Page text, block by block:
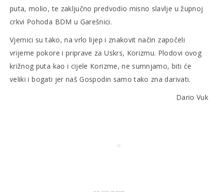
puta, molio, te zaključno predvodio misno slavlje u župnoj
crkvi Pohoda BDM u Garešnici.
Vjernici su tako, na vrlo lijep i znakovit način započeli
vrijeme pokore i priprave za Uskrs, Korizmu. Plodovi ovog
križnog puta kao i cijele Korizme, ne sumnjamo, biti će
veliki i bogati jer naš Gospodin samo tako zna darivati.
Dario Vuk